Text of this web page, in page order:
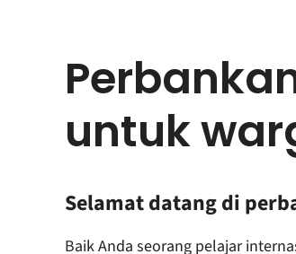
untuk
Selamat datang di
Baik Anda seorang pelajar